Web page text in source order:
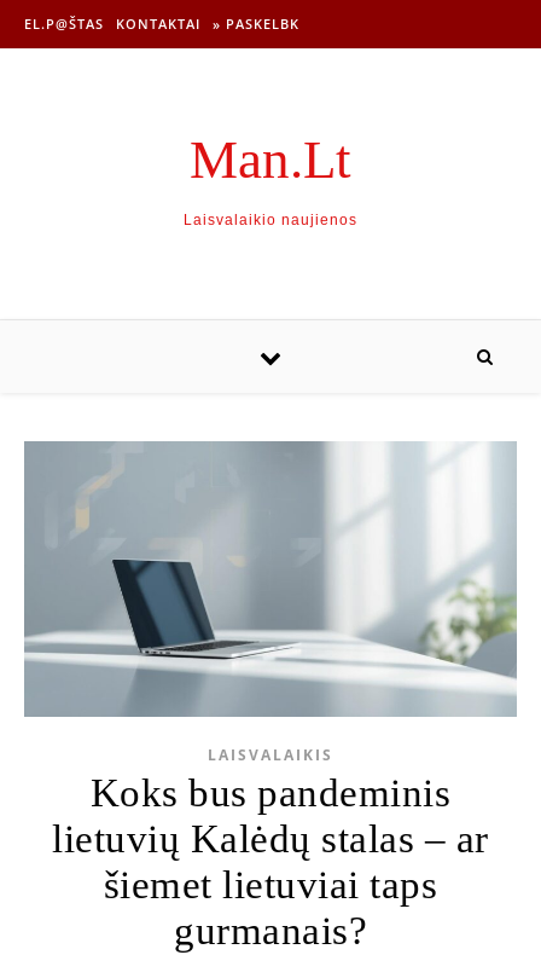
EL.P@ŠTAS KONTAKTAI » PASKELBK
Man.Lt
Laisvalaikio naujienos
LAISVALAIKIS
Koks bus pandeminis
lietuvių Kalėdų stalas – ar
šiemet lietuviai taps
gurmanais?